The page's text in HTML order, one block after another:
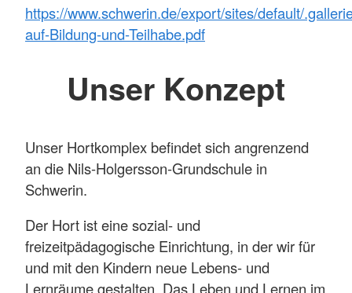
https://www.schwerin.de/export/sites/default/
auf-Bildung-und-Teilhabe.pdf
Unser Konzept
Unser Hortkomplex befindet sich angrenzend
an die Nils-Holgersson-Grundschule in
Schwerin.
Der Hort ist eine sozial- und
freizeitpädagogische Einrichtung, in der wir für
und mit den Kindern neue Lebens- und
Lernräume gestalten. Das Leben und Lernen im